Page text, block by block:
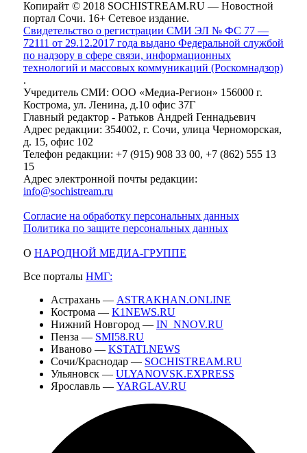
Копирайт © 2018 SOCHISTREAM.RU — Новостной
портал Сочи. 16+ Сетевое издание.
Свидетельство о регистрации СМИ ЭЛ № ФС 77 —
72111 от 29.12.2017 года выдано Федеральной службой
по надзору в сфере связи, информационных
технологий и массовых коммуникаций (Роскомнадзор)
.
Учредитель СМИ: ООО «Медиа-Регион» 156000 г.
Кострома, ул. Ленина, д.10 офис 37Г
Главный редактор - Ратьков Андрей Геннадьевич
Адрес редакции: 354002, г. Сочи, улица Черноморская,
д. 15, офис 102
Телефон редакции: +7 (915) 908 33 00, +7 (862) 555 13
15
Адрес электронной почты редакции:
info@sochistream.ru
Согласие на обработку персональных данных
Политика по защите персональных данных
О НАРОДНОЙ МЕДИА-ГРУППЕ
Все порталы НМГ:
Астрахань — ASTRAKHAN.ONLINE
Кострома — K1NEWS.RU
Нижний Новгород — IN_NNOV.RU
Пенза — SMI58.RU
Иваново — KSTATI.NEWS
Сочи/Краснодар — SOCHISTREAM.RU
Ульяновск — ULYANOVSK.EXPRESS
Ярославль — YARGLAV.RU